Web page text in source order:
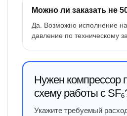
Можно ли заказать не
Да. Возможно исполнение
давление по техническому
Нужен компрессор
схему работы с
Укажите требуемый